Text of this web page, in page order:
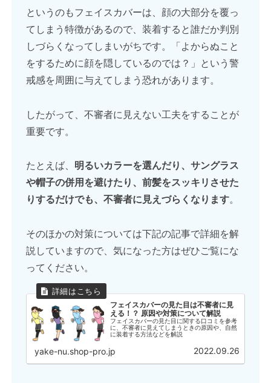
というのもフェイスカバーは、顔の大部分を覆っ
てしまう特徴があるので、装着すると誰だか判別
しづらくなってしまいがちです。「よからぬこと
をするために顔を隠しているのでは？」という警
戒感を周囲に与えてしまう恐れがあります。
したがって、不審者に見えない工夫をすることが
重要です。
たとえば、 明るいカラーを選んだり、サングラス
や帽子の併用を避けたり、前髪をスッキリさせた
りするだけでも、不審者に見えづらくなります。
そのほかの対策については下記の記事で詳細を解
説していますので、気になった方はぜひご覧にな
ってください。
フェイスカバーの見た目は不審者に見
える！？ 原因や対策について解説
フェイスカバーの見た目に関する口コミを参考
に、不審者に見えてしまうときの原因や、自然
に装着する方法などを解説
yake-nu.shop-pro.jp 2022.09.26